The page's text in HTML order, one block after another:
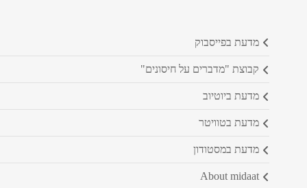
מדעת בפייסבוק
קבוצת "מדברים על חיסונים"
מדעת ביוטיוב
מדעת בטוויטר
מדעת במסטודון
about midaat